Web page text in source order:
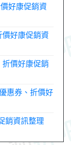
好康促銷資
價好康促銷資
折價好康促銷
惠券、折價好
銷資訊整理